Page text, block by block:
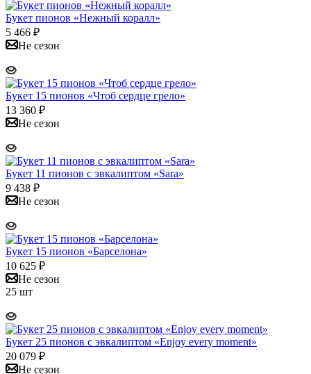
Букет пионов «Нежный коралл»
5 466 ₽
Не сезон
Букет 15 пионов «Чтоб сердце грело»
13 360 ₽
Не сезон
Букет 11 пионов с эвкалиптом «Sara»
9 438 ₽
Не сезон
Букет 15 пионов «Барселона»
10 625 ₽
Не сезон
25 шт
Букет 25 пионов с эвкалиптом «Enjoy every moment»
20 079 ₽
Не сезон